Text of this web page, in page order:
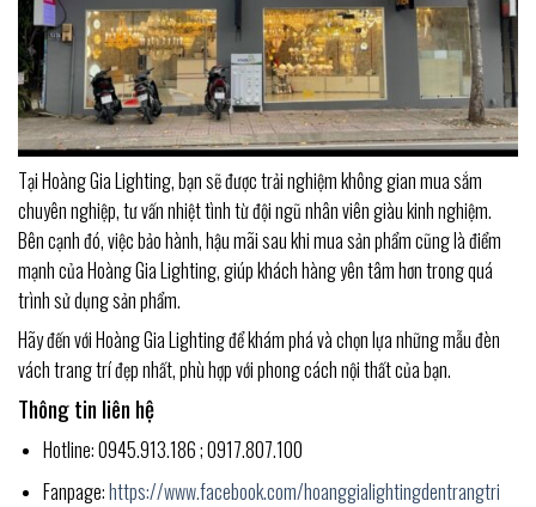
Tại Hoàng Gia Lighting, bạn sẽ được trải nghiệm không gian mua sắm
chuyên nghiệp, tư vấn nhiệt tình từ đội ngũ nhân viên giàu kinh nghiệm.
Bên cạnh đó, việc bảo hành, hậu mãi sau khi mua sản phẩm cũng là điểm
mạnh của Hoàng Gia Lighting, giúp khách hàng yên tâm hơn trong quá
trình sử dụng sản phẩm.
Hãy đến với Hoàng Gia Lighting để khám phá và chọn lựa những mẫu đèn
vách trang trí đẹp nhất, phù hợp với phong cách nội thất của bạn.
Thông tin liên hệ
Hotline: 0945.913.186 ; 0917.807.100
Fanpage:https://www.facebook.com/hoanggialightingdentrangtri